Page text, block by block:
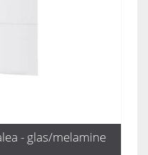
- glas/melamine